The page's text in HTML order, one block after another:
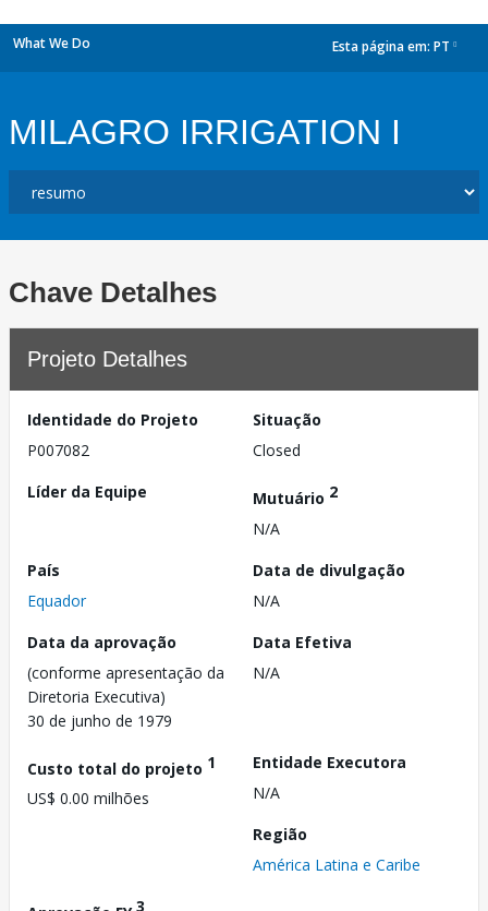
What We Do Esta página em: PT
MILAGRO IRRIGATION I
Chave Detalhes
Projeto Detalhes
Identidade do Projeto
P007082
Situação
Closed
Líder da Equipe
Mutuário 2
N/A
País
Equador
Data de divulgação
N/A
Data da aprovação
(conforme apresentação da
Diretoria Executiva)
30 de junho de 1979
Data Efetiva
N/A
Custo total do projeto 1
US$ 0.00 milhões
Entidade Executora
N/A
Região
América Latina e Caribe
3